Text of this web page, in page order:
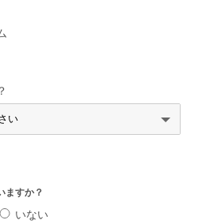
ますか？
いない